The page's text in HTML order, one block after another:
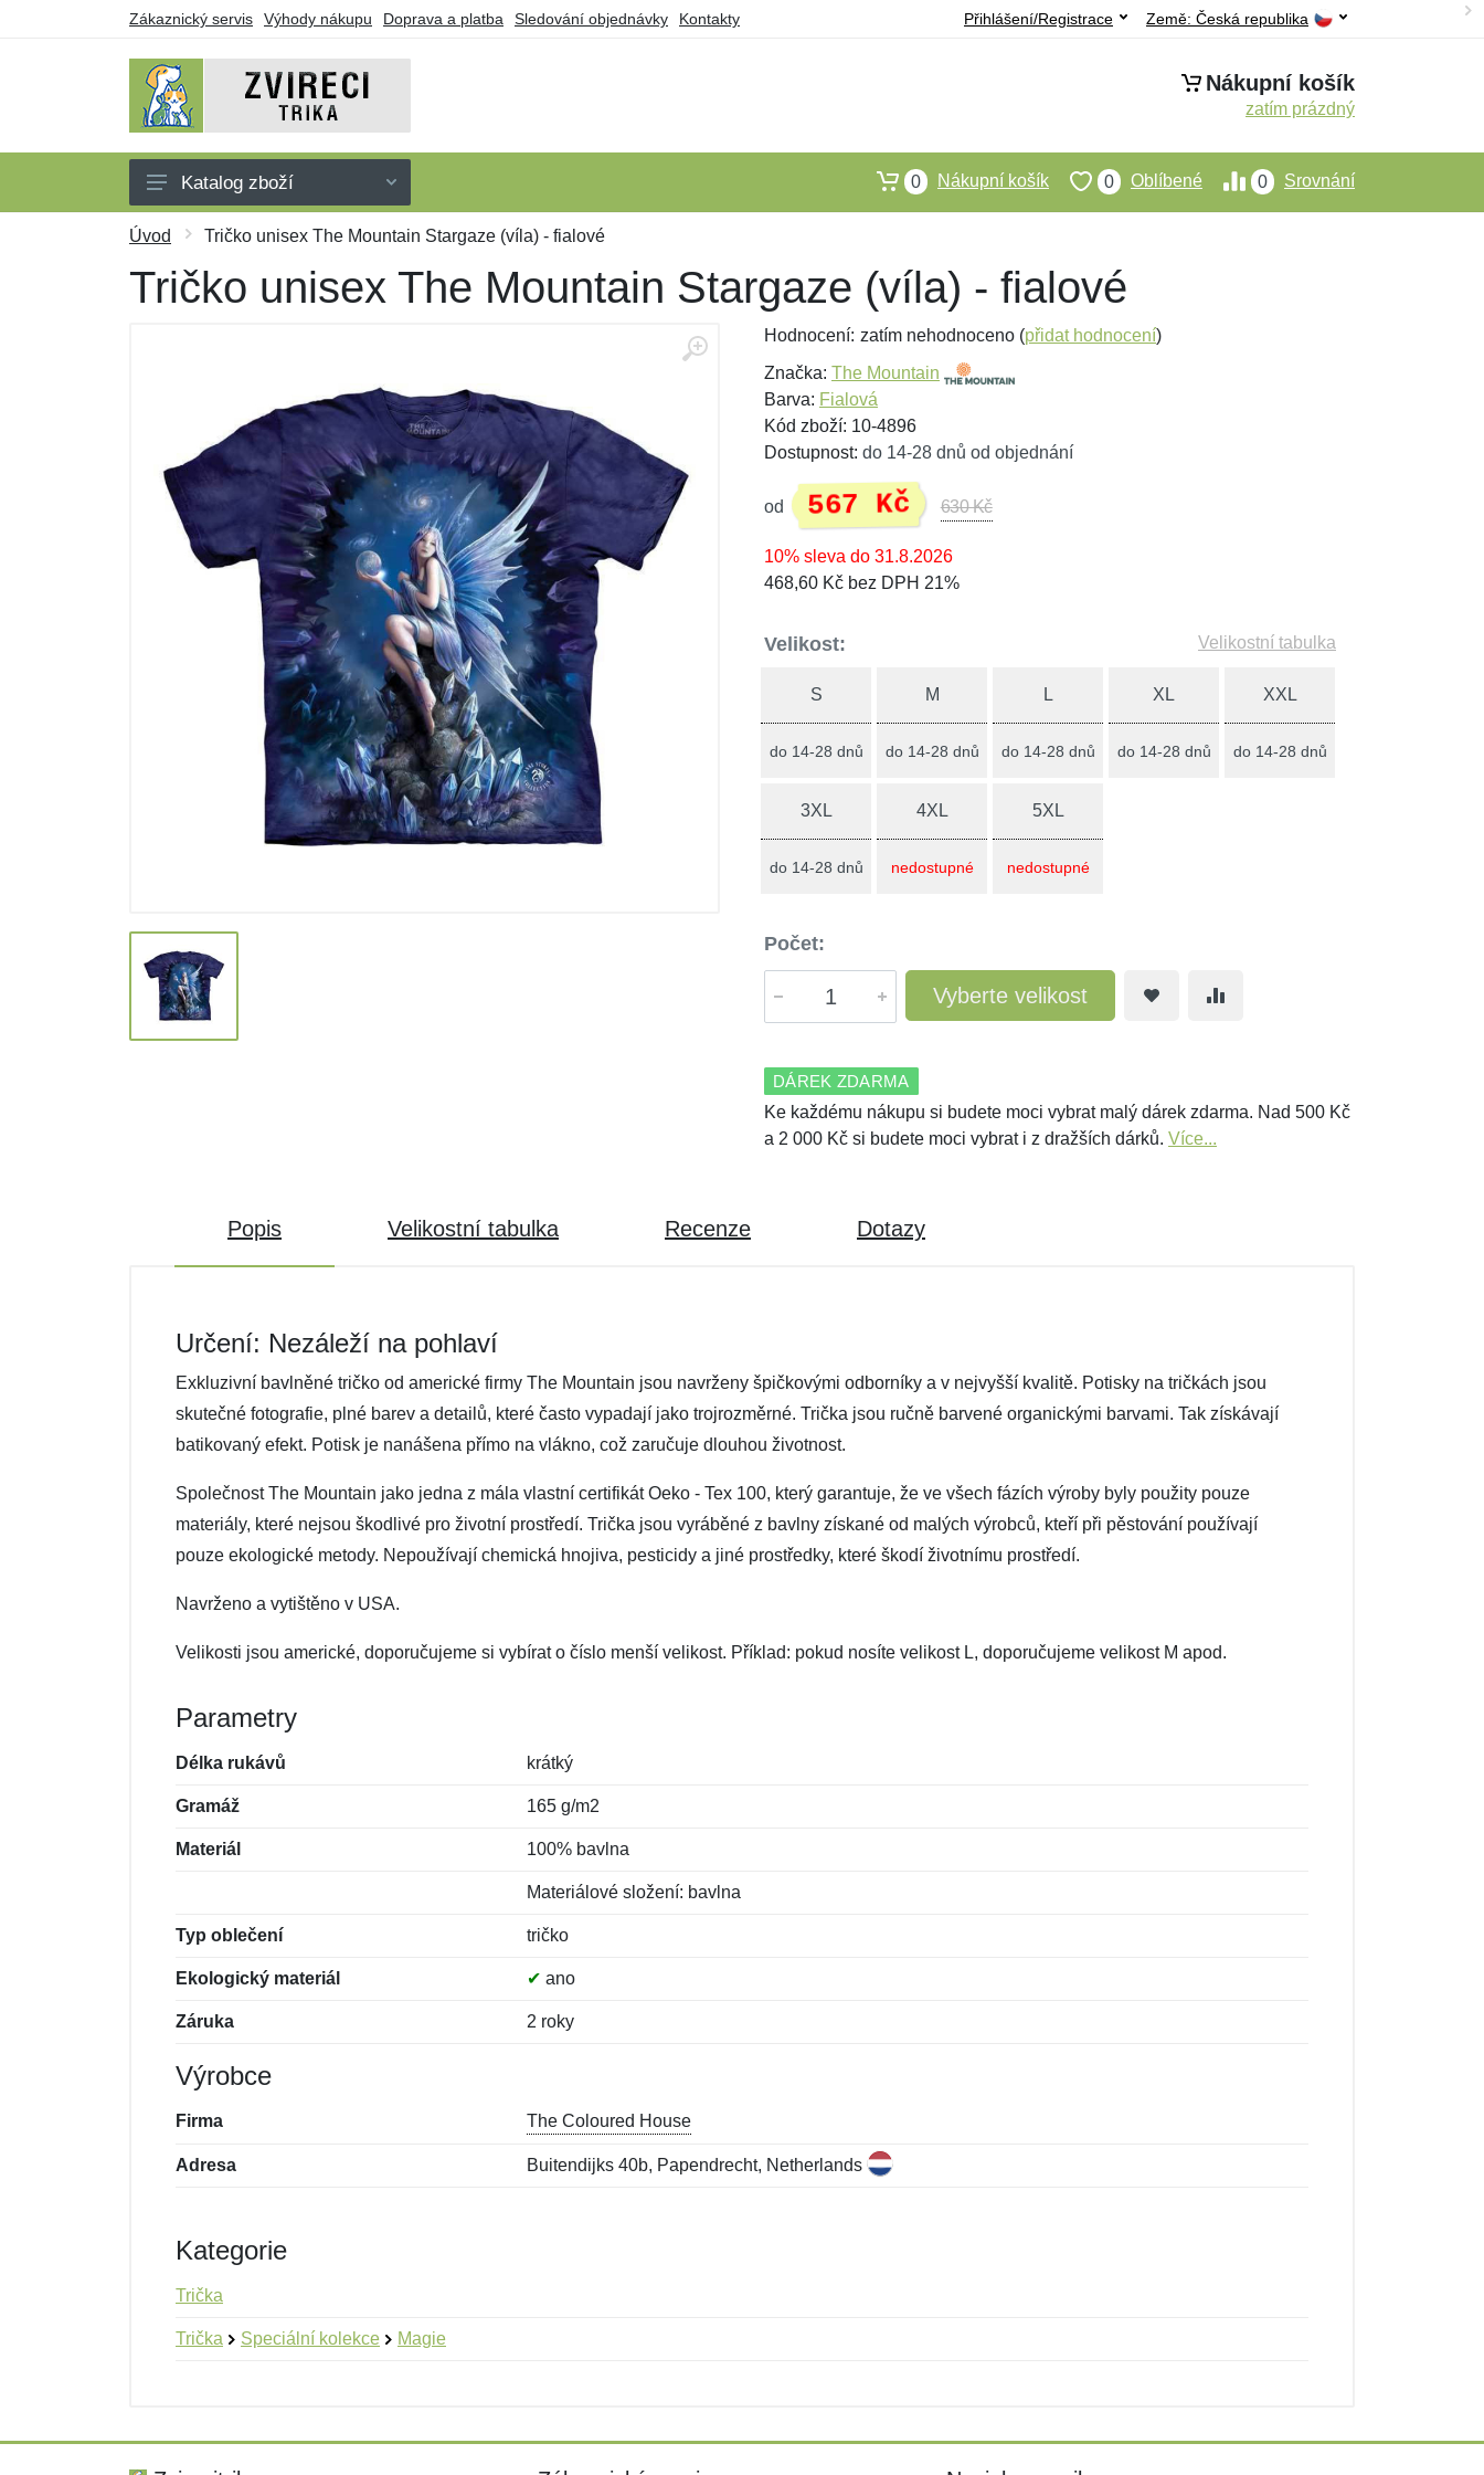
Zákaznický servis Výhody nákupu Doprava a platba Sledování objednávky Kontakty Země: Česká republika
Přihlášení/Registrace
Nákupní košík
zatím prázdný
Trička
Tílka
Katalog zboží 0 Srovnání
0 Oblíbené
0 Nákupní košík
Úvod Tričko unisex The Mountain Stargaze (víla) - fialové
Tričko unisex The Mountain Stargaze (víla) - fialové
Hodnocení: zatím nehodnoceno (přidat hodnocení)
Značka: The Mountain
Barva: Fialová
Kód zboží: 10-4896
Dostupnost: do 14-28 dnů od objednání
od 567 Kč 630 Kč
10% sleva do 31.8.2026
468,60 Kč bez DPH 21%
Velikost: Velikostní tabulka
S
do 14-28 dnů
M
do 14-28 dnů
L
do 14-28 dnů
XL
do 14-28 dnů
XXL
do 14-28 dnů
3XL
do 14-28 dnů
4XL
nedostupné
5XL
nedostupné
Počet:
Vyberte velikost
DÁREK ZDARMA
Ke každému nákupu si budete moci vybrat malý dárek zdarma. Nad 500 Kč
a 2 000 Kč si budete moci vybrat i z dražších dárků. Více...
Popis Velikostní tabulka Recenze Dotazy
Určení: Nezáleží na pohlaví
Exkluzivní bavlněné tričko od americké firmy The Mountain jsou navrženy špičkovými odborníky a v nejvyšší kvalitě. Potisky na tričkách jsou
skutečné fotografie, plné barev a detailů, které často vypadají jako trojrozměrné. Trička jsou ručně barvené organickými barvami. Tak získávají
batikovaný efekt. Potisk je nanášena přímo na vlákno, což zaručuje dlouhou životnost.
Společnost The Mountain jako jedna z mála vlastní certifikát Oeko - Tex 100, který garantuje, že ve všech fázích výroby byly použity pouze
materiály, které nejsou škodlivé pro životní prostředí. Trička jsou vyráběné z bavlny získané od malých výrobců, kteří při pěstování používají
pouze ekologické metody. Nepoužívají chemická hnojiva, pesticidy a jiné prostředky, které škodí životnímu prostředí.
Navrženo a vytištěno v USA.
Velikosti jsou americké, doporučujeme si vybírat o číslo menší velikost. Příklad: pokud nosíte velikost L, doporučujeme velikost M apod.
Parametry
Délka rukávů krátký
Gramáž 165 g/m2
Materiál 100% bavlna
Materiálové složení: bavlna
Typ oblečení tričko
Ekologický materiál ✔ ano
Záruka 2 roky
Výrobce
Firma The Coloured House
Adresa Buitendijks 40b, Papendrecht, Netherlands
Kategorie
Trička
Trička Speciální kolekce Magie